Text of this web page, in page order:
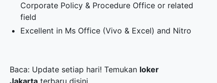
Corporate Policy & Procedure Office or related
field
Excellent in Ms Office (Vivo & Excel) and Nitro
Baca: Update setiap hari! Temukan loker
Jakarta terbaru disini.